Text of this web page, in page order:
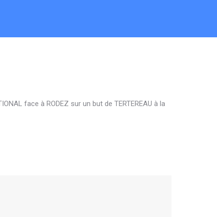
face à RODEZ sur un but de TERTEREAU à la